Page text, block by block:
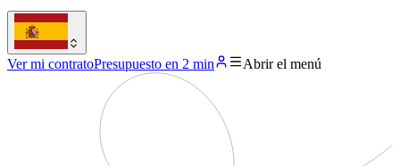
Ver mi contratoPresupuesto en 2 min Abrir el menú